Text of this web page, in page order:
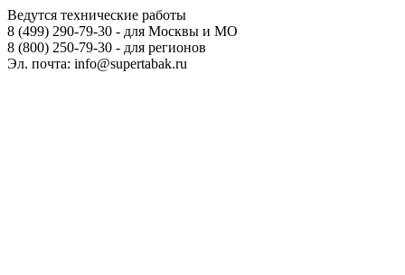
Ведутся технические работы
8 (499) 290-79-30 - для Москвы и МО
8 (800) 250-79-30 - для регионов
Эл. почта: info@supertabak.ru